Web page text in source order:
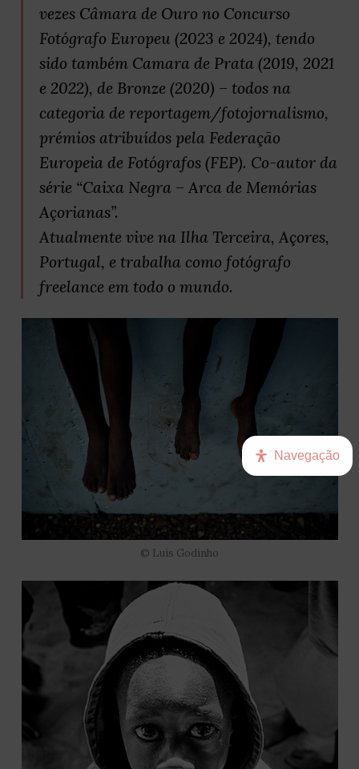
vezes Câmara de Ouro no Concurso
Fotógrafo Europeu (2023 e 2024), tendo
sido também Camara de Prata (2019, 2021
e 2022), de Bronze (2020) – todos na
categoria de reportagem/fotojornalismo,
prémios atribuídos pela Federação
Europeia de Fotógrafos (FEP). Co-autor da
série “Caixa Negra – Arca de Memórias
Açorianas”.
Atualmente vive na Ilha Terceira, Açores,
Portugal, e trabalha como fotógrafo
freelance em todo o mundo.
© Luís Godinho
Navegação